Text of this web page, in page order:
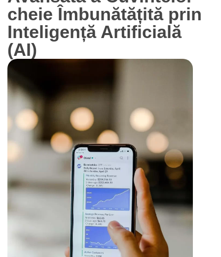
cheie Îmbunătățită prin
Inteligență Artificială
(AI)